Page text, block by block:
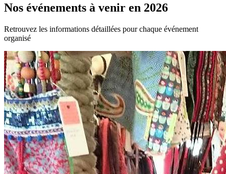
Nos événements à venir en 2026
Retrouvez les informations détaillées pour chaque événement
organisé